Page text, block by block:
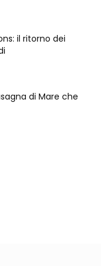
il ritorno dei
di Mare che